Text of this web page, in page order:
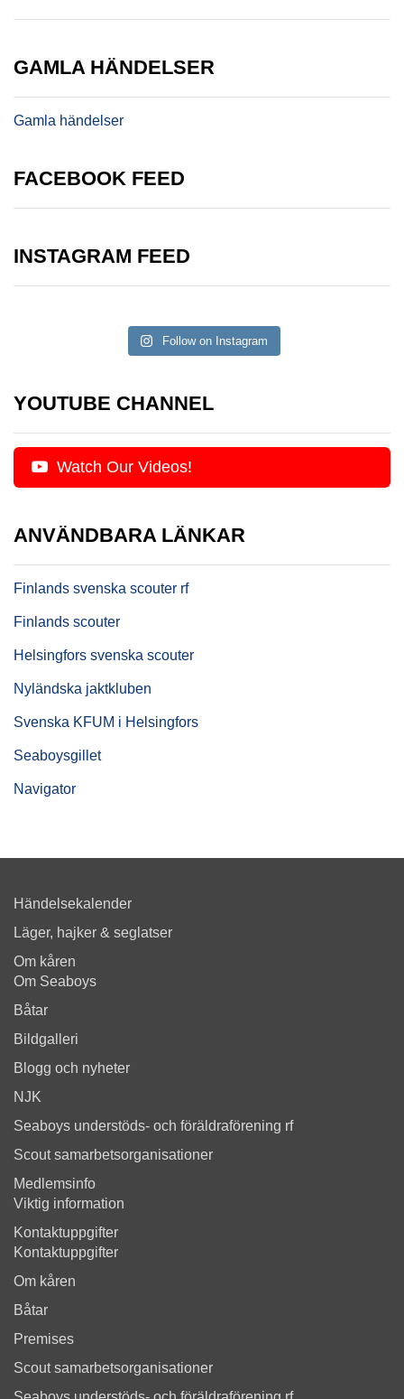
GAMLA HÄNDELSER
Gamla händelser
FACEBOOK FEED
INSTAGRAM FEED
Follow on Instagram
YOUTUBE CHANNEL
Watch Our Videos!
ANVÄNDBARA LÄNKAR
Finlands svenska scouter rf
Finlands scouter
Helsingfors svenska scouter
Nyländska jaktkluben
Svenska KFUM i Helsingfors
Seaboysgillet
Navigator
Händelsekalender
Läger, hajker & seglatser
Om kåren
Om Seaboys
Båtar
Bildgalleri
Blogg och nyheter
NJK
Seaboys understöds- och föräldraförening rf
Scout samarbetsorganisationer
Medlemsinfo
Viktig information
Kontaktuppgifter
Kontaktuppgifter
Om kåren
Båtar
Premises
Scout samarbetsorganisationer